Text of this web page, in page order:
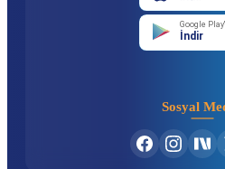
Google
İndir
Sosyal